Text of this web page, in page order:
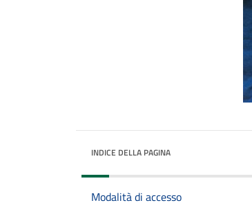
INDICE DELLA PAGINA
Modalità di accesso